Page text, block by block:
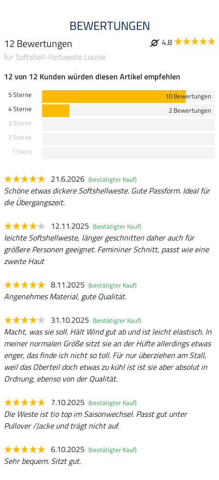
BEWERTUNGEN
12 Bewertungen
4.8
für Softshell-Reitweste Louise
12 von 12 Kunden würden diesen Artikel empfehlen
5 Sterne
10 Bewertungen
4 Sterne
2 Bewertungen
3 Sterne
2 Sterne
1 Stern
21.6.2026 (bestätigter Kauf)
Schöne etwas dickere Softshellweste. Gute Passform. Ideal für
die Übergangszeit.
12.11.2025 (bestätigter Kauf)
leichte Softshellweste, länger geschnitten daher auch für
größere Personen geeignet. Femininer Schnitt, passt wie eine
zweite Haut
8.11.2025 (bestätigter Kauf)
Angenehmes Material, gute Qualität.
31.10.2025 (bestätigter Kauf)
Macht, was sie soll. Hält Wind gut ab und ist leicht elastisch. In
meiner normalen Größe sitzt sie an der Hüfte allerdings etwas
enger, das finde ich nicht so toll. Für nur überziehen am Stall,
weil das Oberteil doch etwas zu kühl ist ist sie aber absolut in
Ordnung, ebenso von der Qualität.
7.10.2025 (bestätigter Kauf)
Die Weste ist tio top im Saisonwechsel. Passt gut unter
Pullover /Jacke und trägt nicht auf.
6.10.2025 (bestätigter Kauf)
Sehr bequem. Sitzt gut.